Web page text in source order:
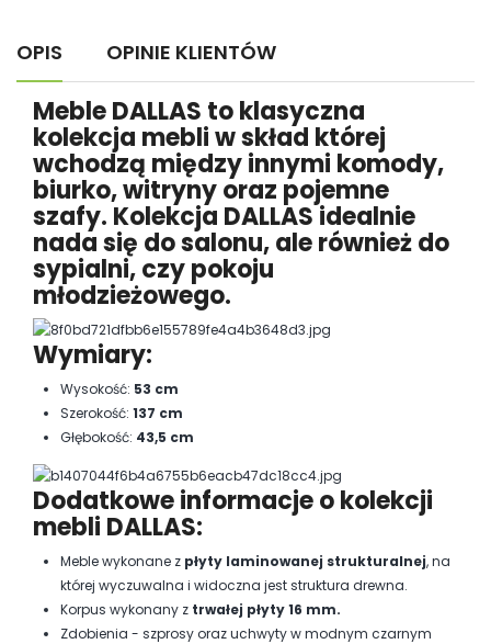
OPIS OPINIE KLIENTÓW
Meble DALLAS to klasyczna
kolekcja mebli w skład której
wchodzą między innymi komody,
biurko, witryny oraz pojemne
szafy. Kolekcja DALLAS idealnie
nada się do salonu, ale również do
sypialni, czy pokoju
młodzieżowego.
Wymiary:
Wysokość: 53 cm
Szerokość: 137 cm
Głębokość: 43,5 cm
Dodatkowe informacje o kolekcji
mebli DALLAS:
Meble wykonane z płyty laminowanej strukturalnej, na
której wyczuwalna i widoczna jest struktura drewna.
Korpus wykonany z trwałej płyty 16 mm.
Zdobienia - szprosy oraz uchwyty w modnym czarnym